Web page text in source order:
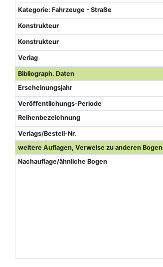
Kategorie: Fahrzeuge - Straße
Konstrukteur
Konstrukteur
Verlag
Bibliograph. Daten
Erscheinungsjahr
Veröffentlichungs-Periode
Reihenbezeichnung
Verlags/Bestell-Nr.
weitere Auflagen, Verweise zu anderen Bogen
Nachauflage/ähnliche Bogen